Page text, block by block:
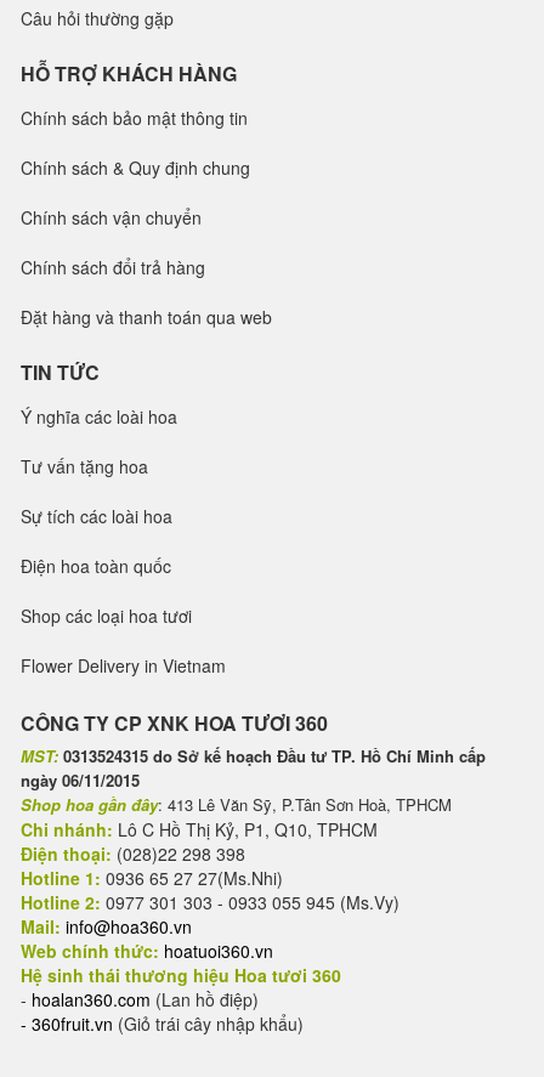
Câu hỏi thường gặp
HỖ TRỢ KHÁCH HÀNG
Chính sách bảo mật thông tin
Chính sách & Quy định chung
Chính sách vận chuyển
Chính sách đổi trả hàng
Đặt hàng và thanh toán qua web
TIN TỨC
Ý nghĩa các loài hoa
Tư vấn tặng hoa
Sự tích các loài hoa
Điện hoa toàn quốc
Shop các loại hoa tươi
Flower Delivery in Vietnam
CÔNG TY CP XNK HOA TƯƠI 360
MST: 0313524315 do Sở kế hoạch Đầu tư TP. Hồ Chí Minh cấp
ngày 06/11/2015
Shop hoa gần đây: 413 Lê Văn Sỹ, P.Tân Sơn Hoà, TPHCM
Chi nhánh: Lô C Hồ Thị Kỷ, P1, Q10, TPHCM
Điện thoại: (028)22 298 398
Hotline 1: 0936 65 27 27(Ms.Nhi)
Hotline 2: 0977 301 303 - 0933 055 945 (Ms.Vy)
Mail: info@hoa360.vn
Web chính thức: hoatuoi360.vn
Hệ sinh thái thương hiệu Hoa tươi 360
- hoalan360.com (Lan hồ điệp)
- 360fruit.vn (Giỏ trái cây nhập khẩu)